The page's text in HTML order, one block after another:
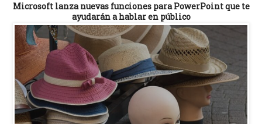
Microsoft lanza nuevas funciones para PowerPoint que te
ayudarán a hablar en público